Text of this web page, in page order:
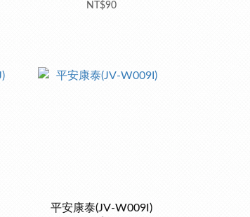
NT$90
平安康泰(JV-W009I)